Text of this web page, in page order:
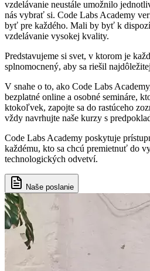
vzdelávanie neustále umožnilo
nás vybrať si. Code Labs Academy
byť pre každého. Mali by byť k
vzdelávanie vysokej kvality.
Predstavujeme si svet, v ktorom je
splnomocnený, aby sa riešil
V snahe o to, ako Code Labs
bezplatné online a osobné semináre,
ktokoľvek, zapojte sa do rastúceho
vždy navrhujte naše kurzy s
Code Labs Academy poskytuje
každému, kto sa chcú premietnuť do
technologických odvetví.
Naše poslanie